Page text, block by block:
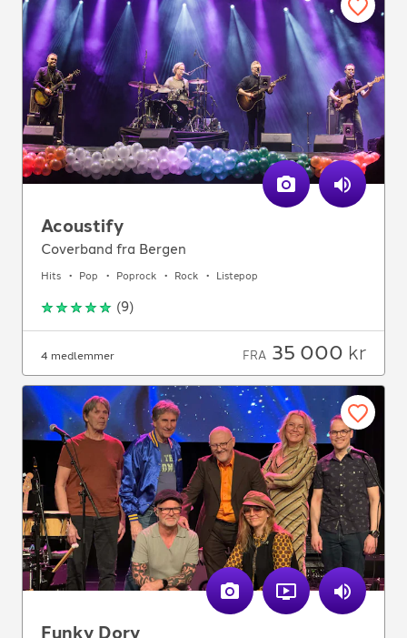
Acoustify
Coverband fra Bergen
Hits Pop Poprock Rock Listepop
(9)
4 medlemmer FRA 35 000 kr
Funky Dory